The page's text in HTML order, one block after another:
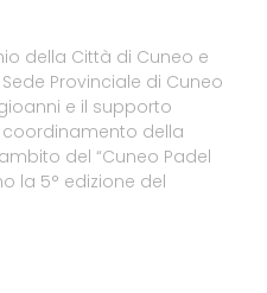
della Città di Cuneo e
Provinciale di Cuneo
e il supporto
coordinamento della
del “Cuneo Padel
la 5° edizione del